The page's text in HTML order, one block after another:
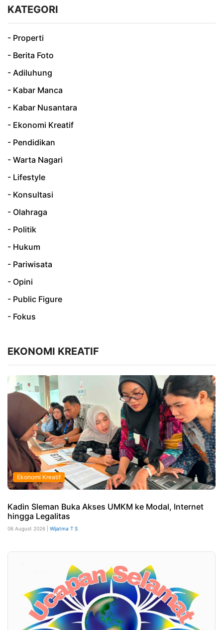
KATEGORI
- Properti
- Berita Foto
- Adiluhung
- Kabar Manca
- Kabar Nusantara
- Ekonomi Kreatif
- Pendidikan
- Warta Nagari
- Lifestyle
- Konsultasi
- Olahraga
- Politik
- Hukum
- Pariwisata
- Opini
- Public Figure
- Fokus
EKONOMI KREATIF
Ekonomi Kreatif
Kadin Sleman Buka Akses UMKM ke Modal, Internet
hingga Legalitas
06 August 2026 | Wijatma T S